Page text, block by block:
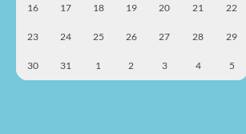
16 17 18 19 20 21 22
23 24 25 26 27 28 29
30 31 1 2 3 4 5